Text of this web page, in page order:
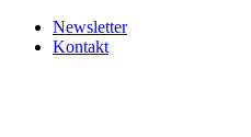
Newsletter
Kontakt